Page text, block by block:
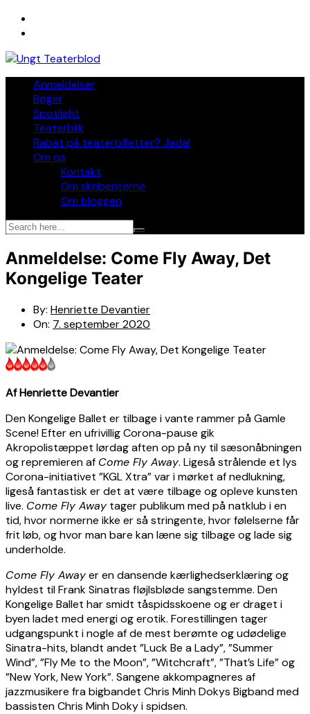
Skip
Anmeldelser
Bøger
Spotlight
Teaterblik
Rabat på teaterbilletter? Jada!
Om os
Kontakt
Om skribenterne
Om bloggen
Anmeldelse: Come Fly Away, Det
Kongelige Teater
By: Henriette Devantier
On: 7. september 2020
Af Henriette Devantier
Den Kongelige Ballet er tilbage i vante rammer på Gamle
Scene! Efter en ufrivillig Corona-pause gik
Akropolistæppet lørdag aften op på ny til sæsonåbningen
og repremieren af Come Fly Away. Ligeså strålende et lys
Corona-initiativet ”KGL Xtra” var i mørket af nedlukning,
ligeså fantastisk er det at være tilbage og opleve kunsten
live. Come Fly Away tager publikum med på natklub i en
tid, hvor normerne ikke er så stringente, hvor følelserne får
frit løb, og hvor man bare kan læne sig tilbage og lade sig
underholde.
Come Fly Awayer en dansende kærlighedserklæring og
hyldest til Frank Sinatras fløjlsbløde sangstemme. Den
Kongelige Ballet har smidt tåspidsskoene og er draget i
byen ladet med energi og erotik. Forestillingen tager
udgangspunkt i nogle af de mest berømte og udødelige
Sinatra-hits, blandt andet ”Luck Be a Lady”, ”Summer
Wind”, ”Fly Me to the Moon”, ”Witchcraft”, ”That’s Life” og
”New York, New York”. Sangene akkompagneres af
jazzmusikere fra bigbandet Chris Minh Dokys Bigband med
bassisten Chris Minh Doky i spidsen.